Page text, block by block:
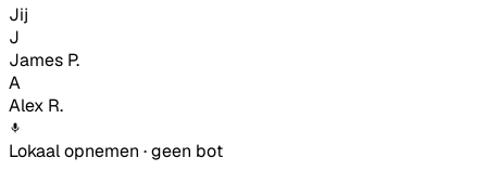
Jij
J
James P.
A
Alex R.
Lokaal opnemen · geen bot